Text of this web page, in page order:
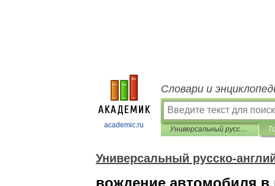
academic.ru
Словари и
Универсальный русско-английский словарь
Универсальный русско-
вождение автомобиля в